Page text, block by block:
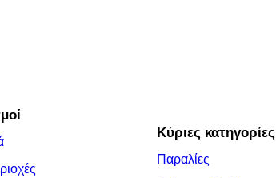
Κύριες κατηγορίες
Παραλίες